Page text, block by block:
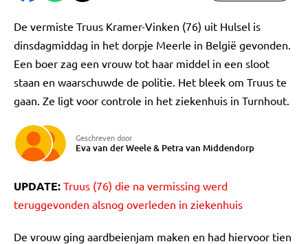
De vermiste Truus Kramer-Vinken (76) uit Hulsel is
dinsdagmiddag in het dorpje Meerle in België gevonden.
Een boer zag een vrouw tot haar middel in een sloot
staan en waarschuwde de politie. Het bleek om Truus te
gaan. Ze ligt voor controle in het ziekenhuis in Turnhout.
Geschreven door
Eva van der Weele& Petra van Middendorp
UPDATE: Truus (76) die na vermissing werd
teruggevonden alsnog overleden in ziekenhuis
De vrouw ging aardbeienjam maken en had hiervoor tien